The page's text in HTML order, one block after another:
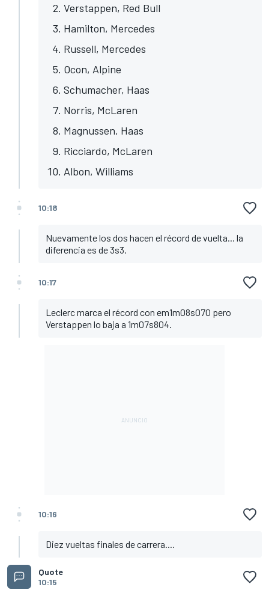
Verstappen, Red Bull
Hamilton, Mercedes
Russell, Mercedes
Ocon, Alpine
Schumacher, Haas
Norris, McLaren
Magnussen, Haas
Ricciardo, McLaren
Albon, Williams
10:18
Nuevamente los dos hacen el récord de vuelta... la
diferencia es de 3s3.
10:17
Leclerc marca el récord con em1m08s070 pero
Verstappen lo baja a 1m07s804.
10:16
Diez vueltas finales de carrera....
Quote
10:15